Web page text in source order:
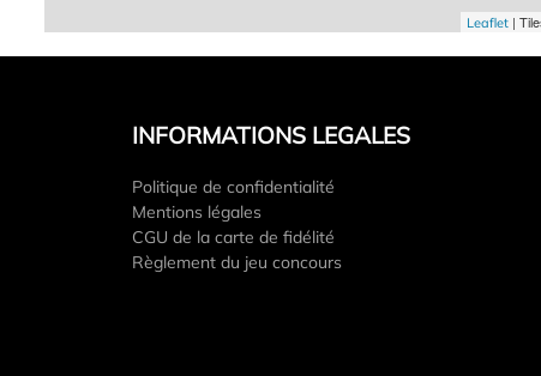
Leaflet |
INFORMATIONS LEGALES
Politique de confidentialité
Mentions légales
CGU de la carte de fidélité
Règlement du jeu concours